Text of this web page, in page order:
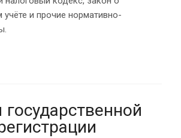
учёте и прочие нормативно-